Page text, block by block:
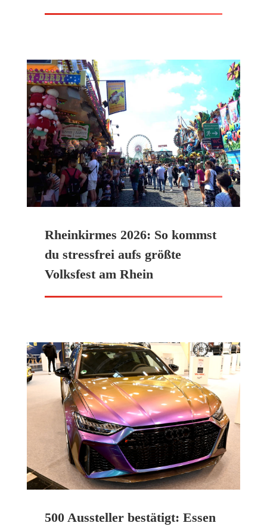
Rheinkirmes 2026: So kommst
du stressfrei aufs größte
Volksfest am Rhein
500 Aussteller bestätigt: Essen